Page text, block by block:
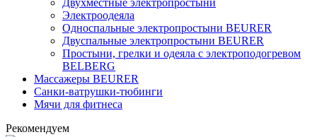
Двухместные электропростыни
Электроодеяла
Односпальные электропростыни BEURER
Двуспальные электропростыни BEURER
Простыни, грелки и одеяла с электроподогревом
BELBERG
Массажеры BEURER
Санки-ватрушки-тюбинги
Мячи для фитнеса
Рекомендуем